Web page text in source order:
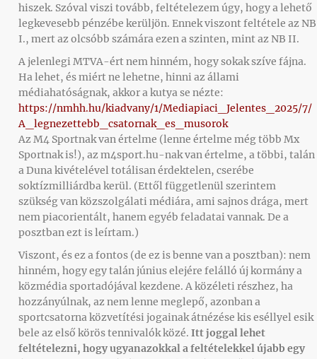
hiszek. Szóval viszi tovább, feltételezem úgy, hogy a lehető
legkevesebb pénzébe kerüljön. Ennek viszont feltétele az NB
I., mert az olcsóbb számára ezen a szinten, mint az NB II.
A jelenlegi MTVA-ért nem hinném, hogy sokak szíve fájna.
Ha lehet, és miért ne lehetne, hinni az állami
médiahatóságnak, akkor a kutya se nézte:
https://nmhh.hu/kiadvany/1/Mediapiaci_Jelentes_2025/7/
A_legnezettebb_csatornak_es_musorok
Az M4 Sportnak van értelme (lenne értelme még több Mx
Sportnak is!), az m4sport.hu-nak van értelme, a többi, talán
a Duna kivételével totálisan érdektelen, cserébe
soktízmilliárdba kerül. (Ettől függetlenül szerintem
szükség van közszolgálati médiára, ami sajnos drága, mert
nem piacorientált, hanem egyéb feladatai vannak. De a
posztban ezt is leírtam.)
Viszont, és ez a fontos (de ez is benne van a posztban): nem
hinném, hogy egy talán június elejére felálló új kormány a
közmédia sportadójával kezdene. A közéleti részhez, ha
hozzányúlnak, az nem lenne meglepő, azonban a
sportcsatorna közvetítési jogainak átnézése kis eséllyel esik
bele az első körös tennivalók közé. Itt joggal lehet
feltételezni, hogy ugyanazokkal a feltételekkel újabb egy